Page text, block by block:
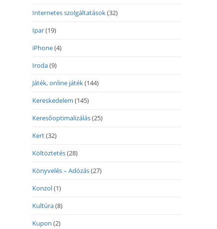
Internetes szolgáltatások(32)
Ipar(19)
iPhone(4)
Iroda(9)
Játék, online játék(144)
Kereskedelem (145)
Keresőoptimalizálás(25)
Kert(32)
Költöztetés(28)
Könyvelés – Adózás(27)
Konzol(1)
Kultúra(8)
Kupon (2)